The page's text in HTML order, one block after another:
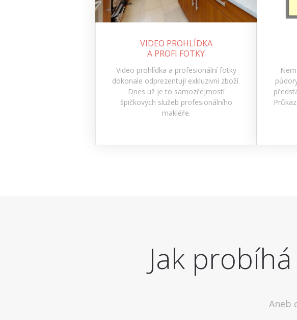
VIDEO PROHLÍDKA
A PROFI FOTKY
Video prohlídka a profesionální fotky
dokonale odprezentují exkluzivní zboží.
Dnes už je to samozřejmostí
špičkových služeb profesionálního
makléře.
Jak
Aneb